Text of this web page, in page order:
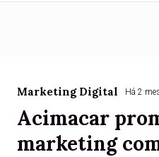
Marketing Digital Há 2
Acimacar
marketing